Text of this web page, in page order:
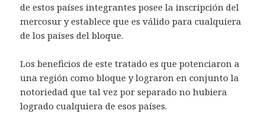
de estos países integrantes posee la inscripción del
mercosur y establece que es válido para cualquiera
de los países del bloque.
Los beneficios de este tratado es que potenciaron a
una región como bloque y lograron en conjunto la
notoriedad que tal vez por separado no hubiera
logrado cualquiera de esos países.